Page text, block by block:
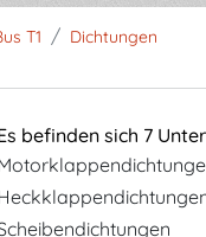
T1 / Dichtungen
befinden sich 7